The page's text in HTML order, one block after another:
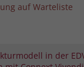
auf Warteliste
in der